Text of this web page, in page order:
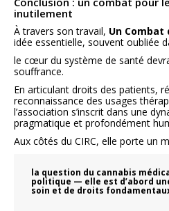
inutilement
À travers son travail, Un Combat
idée essentielle, souvent oubliée
le cœur du système de santé
souffrance.
En articulant droits des patients,
reconnaissance des usages
l’association s’inscrit dans une
pragmatique et profondément
Aux côtés du CIRC, elle porte un
la question du cannabis
politique — elle est d’abord
soin et de droits